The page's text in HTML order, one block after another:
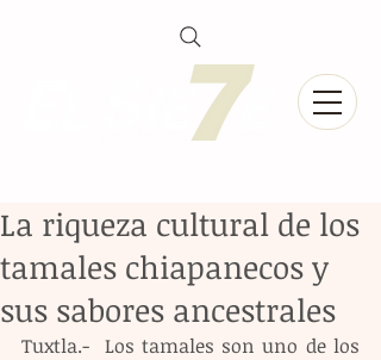
La riqueza cultural de los
tamales chiapanecos y
sus sabores ancestrales
Tuxtla.-  Los tamales son uno de los